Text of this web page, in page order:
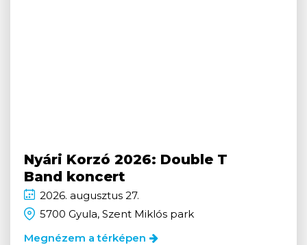
Nyári Korzó 2026: Double T
Band koncert
2026. augusztus 27.
5700 Gyula, Szent Miklós park
Megnézem a térképen